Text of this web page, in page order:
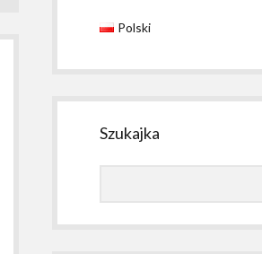
Polski
Szukajka